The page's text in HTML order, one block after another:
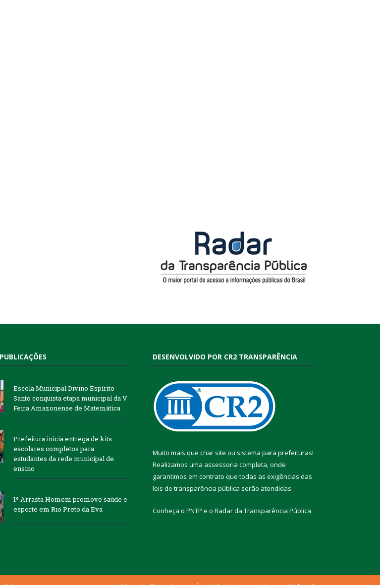
Escola Municipal Divino Espírito
Santo conquista etapa municipal da V
Feira Amazonense de Matemática
Prefeitura inicia entrega de kits
escolares completos para
estudantes da rede municipal de
ensino
1º Arrasta Homem promove saúde e
esporte em Rio Preto da Eva
DESENVOLVIDO POR CR2 TRANSPARÊNCIA
Muito mais que criar site ou sistema para prefeituras!
Realizamos uma assessoria completa, onde
garantimos em contrato que todas as exigências das
leis de transparência pública serão atendidas.
Conheça o PNTP e o Radar da Transparência Pública